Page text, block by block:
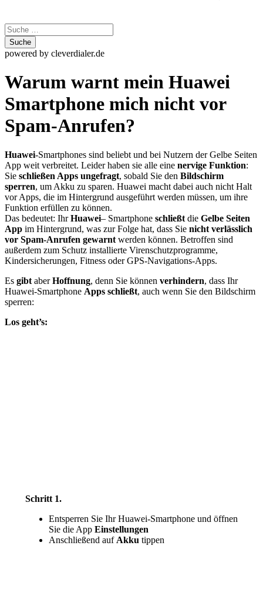
Zum
springen
powered by cleverdialer.de
Warum warnt mein Huawei
Smartphone mich nicht vor
Spam-Anrufen?
Huawei-Smartphones sind beliebt und bei Nutzern der Gelbe Seiten
App weit verbreitet. Leider haben sie alle eine nervige Funktion:
Sie schließen Apps ungefragt, sobald Sie den Bildschirm
sperren, um Akku zu sparen. Huawei macht dabei auch nicht Halt
vor Apps, die im Hintergrund ausgeführt werden müssen, um ihre
Funktion erfüllen zu können.
Das bedeutet: IhrHuawei– Smartphone schließt die Gelbe Seiten
App im Hintergrund, was zur Folge hat, dass Sie nicht verlässlich
vor Spam-Anrufen gewarnt werden können. Betroffen sind
außerdem zum Schutz installierte Virenschutzprogramme,
Kindersicherungen, Fitness oder GPS-Navigations-Apps.
Es gibt aberHoffnung, denn Sie können verhindern, dass Ihr
Huawei-Smartphone Apps schließt, auch wenn Sie den Bildschirm
sperren:
Los geht’s:
Schritt 1.
Entsperren Sie Ihr Huawei-Smartphone und öffnen
Sie die App Einstellungen
Anschließend auf Akku tippen